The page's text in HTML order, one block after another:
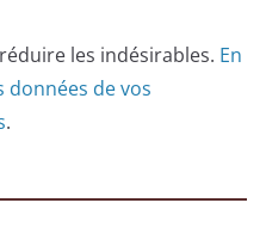
les indésirables. En
de vos
.